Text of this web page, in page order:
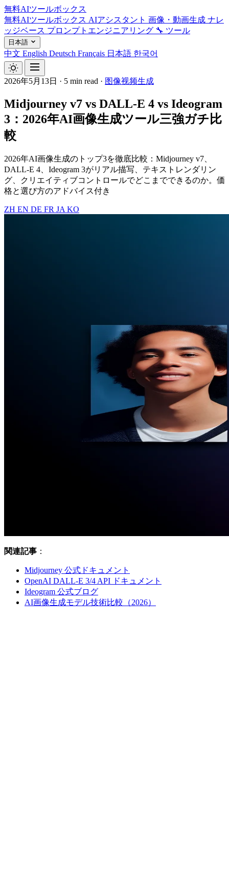
無料AIツールボックス
無料AIツールボックス AIアシスタント 画像・動画生成 ナレ
ッジベース プロンプトエンジニアリング 🔧 ツール
日本語
中文 English Deutsch Français 日本語 한국어
2026年5月13日 · 5 min read · 图像视频生成
Midjourney v7 vs DALL-E 4 vs Ideogram
3：2026年AI画像生成ツール三強ガチ比
較
2026年AI画像生成のトップ3を徹底比較：Midjourney v7、
DALL-E 4、Ideogram 3がリアル描写、テキストレンダリン
グ、クリエイティブコントロールでどこまでできるのか。価
格と選び方のアドバイス付き
ZH EN DE FR JA KO
関連記事 ：
Midjourney 公式ドキュメント
OpenAI DALL-E 3/4 API ドキュメント
Ideogram 公式ブログ
AI画像生成モデル技術比較（2026）